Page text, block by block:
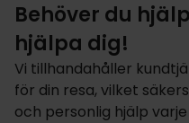
Behöver du
hjälpa dig!
Vi tillhandahåller
för din resa, vilket
och personlig hjälp